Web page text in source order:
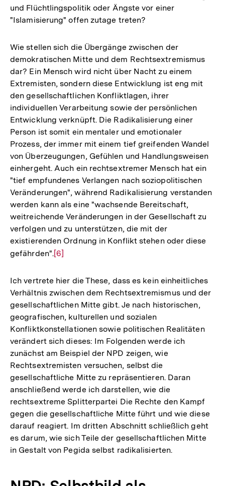
und Flüchtlingspolitik oder Ängste vor einer
"Islamisierung" offen zutage treten?
Wie stellen sich die Übergänge zwischen der
demokratischen Mitte und dem Rechtsextremismus
dar? Ein Mensch wird nicht über Nacht zu einem
Extremisten, sondern diese Entwicklung ist eng mit
den gesellschaftlichen Konfliktlagen, ihrer
individuellen Verarbeitung sowie der persönlichen
Entwicklung verknüpft. Die Radikalisierung einer
Person ist somit ein mentaler und emotionaler
Prozess, der immer mit einem tief greifenden Wandel
von Überzeugungen, Gefühlen und Handlungsweisen
einhergeht. Auch ein rechtsextremer Mensch hat ein
"tief empfundenes Verlangen nach soziopolitischen
Veränderungen", während Radikalisierung verstanden
werden kann als eine "wachsende Bereitschaft,
weitreichende Veränderungen in der Gesellschaft zu
verfolgen und zu unterstützen, die mit der
existierenden Ordnung in Konflikt stehen oder diese
gefährden".Zur
der
Fußnote
[6]
Ich vertrete hier die These, dass es kein einheitliches
Verhältnis zwischen dem Rechtsextremismus und der
gesellschaftlichen Mitte gibt. Je nach historischen,
geografischen, kulturellen und sozialen
Konfliktkonstellationen sowie politischen Realitäten
verändert sich dieses: Im Folgenden werde ich
zunächst am Beispiel der NPD zeigen, wie
Rechtsextremisten versuchen, selbst die
gesellschaftliche Mitte zu repräsentieren. Daran
anschließend werde ich darstellen, wie die
rechtsextreme Splitterpartei Die Rechte den Kampf
gegen die gesellschaftliche Mitte führt und wie diese
darauf reagiert. Im dritten Abschnitt schließlich geht
es darum, wie sich Teile der gesellschaftlichen Mitte
in Gestalt von Pegida selbst radikalisierten.